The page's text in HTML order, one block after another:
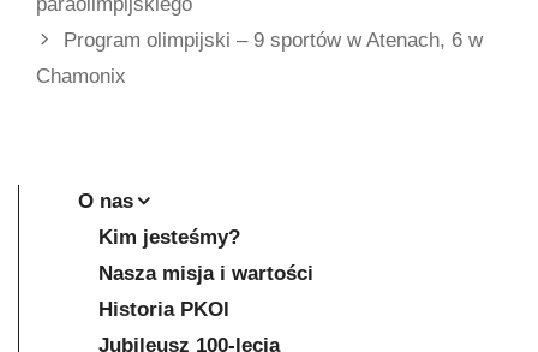
Program olimpijski – 9 sportów w Atenach, 6 w
Chamonix
O nas
Kim jesteśmy?
Nasza misja i wartości
Historia PKOl
Jubileusz 100-lecia